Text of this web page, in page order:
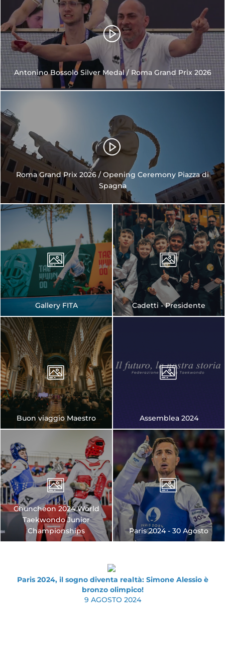
Antonino Bossolo Silver Medal / Roma Grand Prix 2026
Roma Grand Prix 2026 / Opening Ceremony Piazza di
Spagna
Gallery FITA Cadetti - Presidente
Buon viaggio Maestro Assemblea 2024
Chuncheon 2024 World
Taekwondo Junior
Championships
Paris 2024 - 30 Agosto
Paris 2024, il sogno diventa realtà: Simone Alessio è
bronzo olimpico!
9 AGOSTO 2024